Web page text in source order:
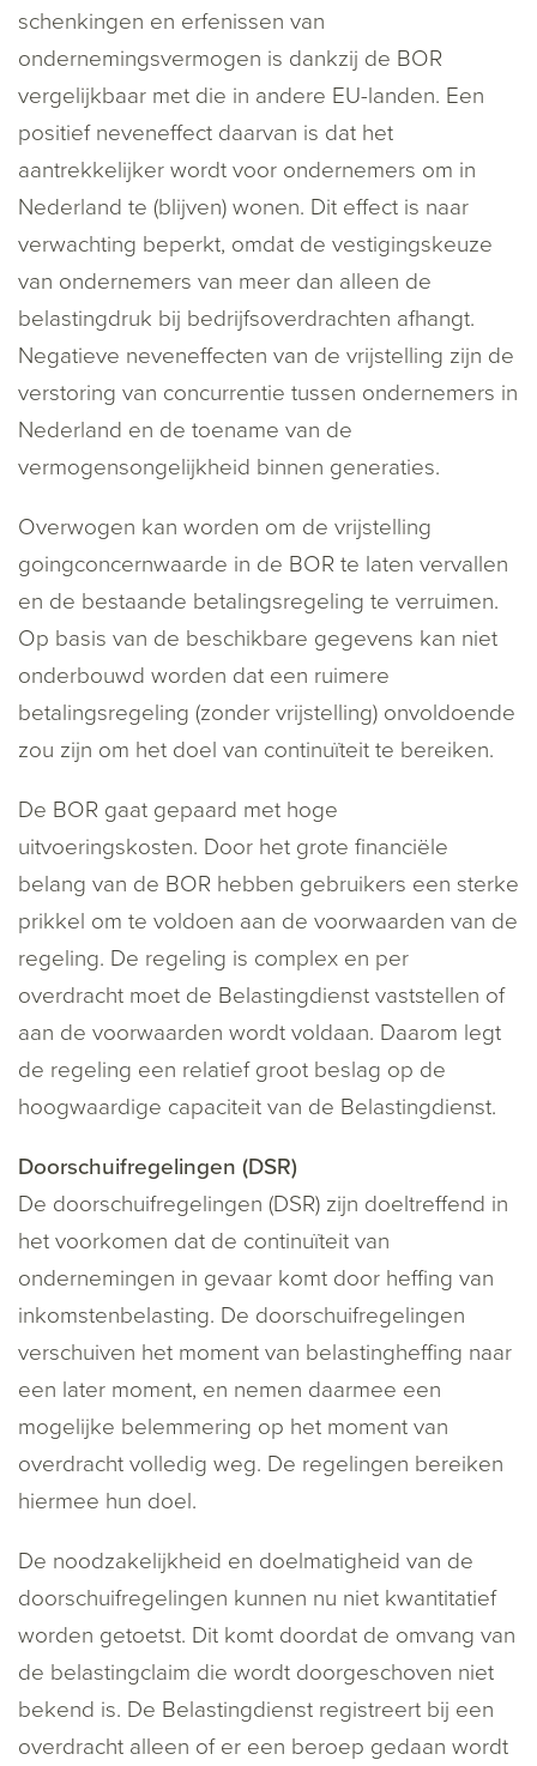
schenkingen en erfenissen van
ondernemingsvermogen is dankzij de BOR
vergelijkbaar met die in andere EU-landen. Een
positief neveneffect daarvan is dat het
aantrekkelijker wordt voor ondernemers om in
Nederland te (blijven) wonen. Dit effect is naar
verwachting beperkt, omdat de vestigingskeuze
van ondernemers van meer dan alleen de
belastingdruk bij bedrijfsoverdrachten afhangt.
Negatieve neveneffecten van de vrijstelling zijn de
verstoring van concurrentie tussen ondernemers in
Nederland en de toename van de
vermogensongelijkheid binnen generaties.
Overwogen kan worden om de vrijstelling
goingconcernwaarde in de BOR te laten vervallen
en de bestaande betalingsregeling te verruimen.
Op basis van de beschikbare gegevens kan niet
onderbouwd worden dat een ruimere
betalingsregeling (zonder vrijstelling) onvoldoende
zou zijn om het doel van continuïteit te bereiken.
De BOR gaat gepaard met hoge
uitvoeringskosten. Door het grote financiële
belang van de BOR hebben gebruikers een sterke
prikkel om te voldoen aan de voorwaarden van de
regeling. De regeling is complex en per
overdracht moet de Belastingdienst vaststellen of
aan de voorwaarden wordt voldaan. Daarom legt
de regeling een relatief groot beslag op de
hoogwaardige capaciteit van de Belastingdienst.
Doorschuifregelingen (DSR)
De doorschuifregelingen (DSR) zijn doeltreffend in
het voorkomen dat de continuïteit van
ondernemingen in gevaar komt door heffing van
inkomstenbelasting. De doorschuifregelingen
verschuiven het moment van belastingheffing naar
een later moment, en nemen daarmee een
mogelijke belemmering op het moment van
overdracht volledig weg. De regelingen bereiken
hiermee hun doel.
De noodzakelijkheid en doelmatigheid van de
doorschuifregelingen kunnen nu niet kwantitatief
worden getoetst. Dit komt doordat de omvang van
de belastingclaim die wordt doorgeschoven niet
bekend is. De Belastingdienst registreert bij een
overdracht alleen of er een beroep gedaan wordt